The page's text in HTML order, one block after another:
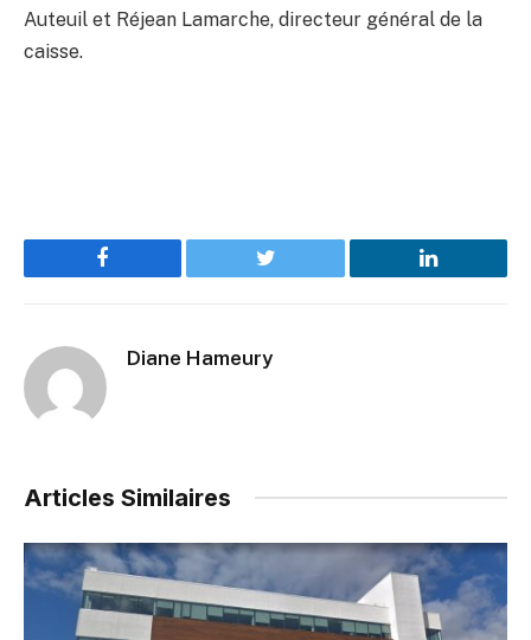
Auteuil et Réjean Lamarche, directeur général de la
caisse.
Facebook Twitter LinkedIn
Diane Hameury
Articles Similaires